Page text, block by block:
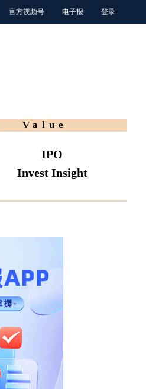
官方视频号 电子报 登录
Value
IPO
Invest Insight